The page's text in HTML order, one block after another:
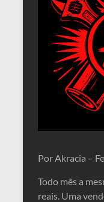
Por Akracia –
Todo mês a
reais. Uma